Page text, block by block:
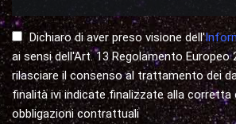
Dichiaro di aver preso visione dell'
ai sensi dell'Art. 13 Regolamento Europeo
rilasciare il consenso al trattamento dei
finalità ivi indicate finalizzate alla corretta
obbligazioni contrattuali